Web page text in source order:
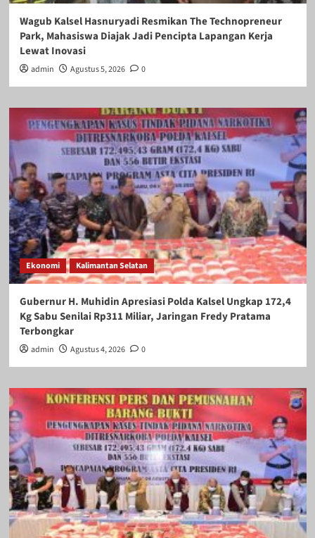
Wagub Kalsel Hasnuryadi Resmikan The Technopreneur
Park, Mahasiswa Diajak Jadi Pencipta Lapangan Kerja
Lewat Inovasi
admin Agustus 5, 2026 0
Ekonomi Kalimantan Selatan
Gubernur H. Muhidin Apresiasi Polda Kalsel Ungkap 172,4
Kg Sabu Senilai Rp311 Miliar, Jaringan Fredy Pratama
Terbongkar
admin Agustus 4, 2026 0